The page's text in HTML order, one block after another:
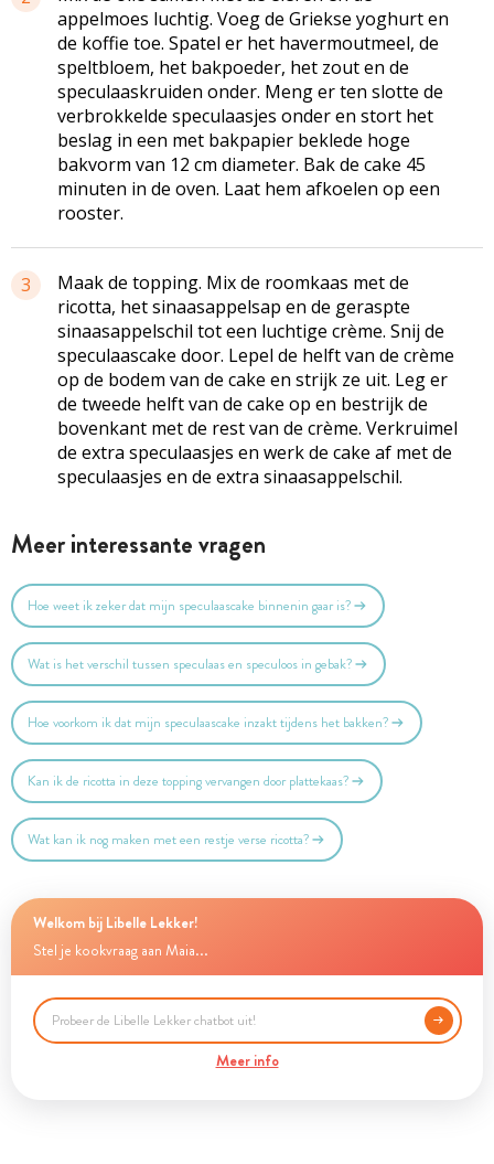
appelmoes luchtig. Voeg de Griekse yoghurt en
de koffie toe. Spatel er het havermoutmeel, de
speltbloem, het bakpoeder, het zout en de
speculaaskruiden onder. Meng er ten slotte de
verbrokkelde speculaasjes onder en stort het
beslag in een met bakpapier beklede hoge
bakvorm van 12 cm diameter. Bak de cake 45
minuten in de oven. Laat hem afkoelen op een
rooster.
3
Maak de topping. Mix de roomkaas met de
ricotta, het sinaasappelsap en de geraspte
sinaasappelschil tot een luchtige crème. Snij de
speculaascake door. Lepel de helft van de crème
op de bodem van de cake en strijk ze uit. Leg er
de tweede helft van de cake op en bestrijk de
bovenkant met de rest van de crème. Verkruimel
de extra speculaasjes en werk de cake af met de
speculaasjes en de extra sinaasappelschil.
Meer interessante vragen
Hoe weet ik zeker dat mijn speculaascake binnenin gaar is?
Wat is het verschil tussen speculaas en speculoos in gebak?
Hoe voorkom ik dat mijn speculaascake inzakt tijdens het bakken?
Kan ik de ricotta in deze topping vervangen door plattekaas?
Wat kan ik nog maken met een restje verse ricotta?
Welkom bij Libelle Lekker!
Stel je kookvraag aan Maia...
Meer info